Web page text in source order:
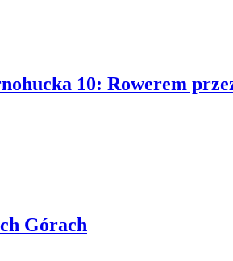
10: Rowerem
Górach